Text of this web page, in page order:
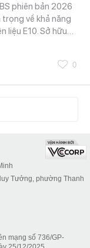
phiên bản 2026
về khả năng
liệu E10. Sở hữu…
0
Tưởng, phường Thanh
mạng số 736/GP-